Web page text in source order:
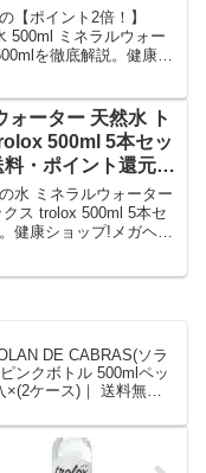
め
【ポイント2倍！】
500ml ミネラルウォー
を徹底解説。健康シ
価0の商品情報・購入
ォーター 天然水 ト
500ml 5本セッ
料・ポイント還元ま
水 ミネラルウォーター
ス trolox 500ml 5本セ
健康ショップ!メガヘル
DE CABRAS(ソラ
ンクボトル 500mlペッ
×(2ケース)｜ 送料無料
まとめ